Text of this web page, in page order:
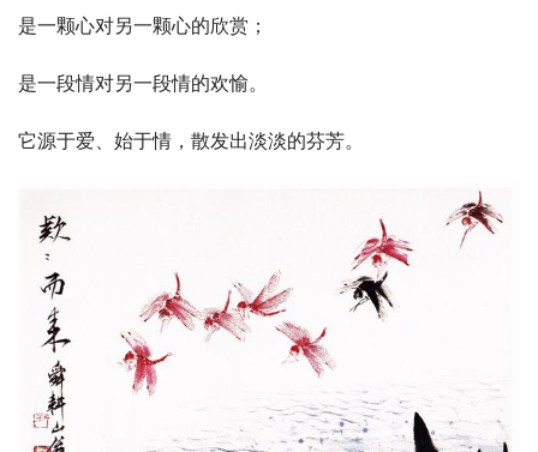
是一颗心对另一颗心的欣赏；
是一段情对另一段情的欢愉。
它源于爱、始于情，散发出淡淡的芬芳。